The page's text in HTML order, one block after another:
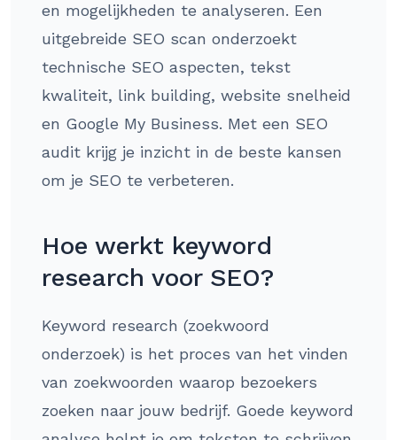
en mogelijkheden te analyseren. Een
uitgebreide SEO scan onderzoekt
technische SEO aspecten, tekst
kwaliteit, link building, website snelheid
en Google My Business. Met een SEO
audit krijg je inzicht in de beste kansen
om je SEO te verbeteren.
Hoe werkt keyword
research voor SEO?
Keyword research (zoekwoord
onderzoek) is het proces van het vinden
van zoekwoorden waarop bezoekers
zoeken naar jouw bedrijf. Goede keyword